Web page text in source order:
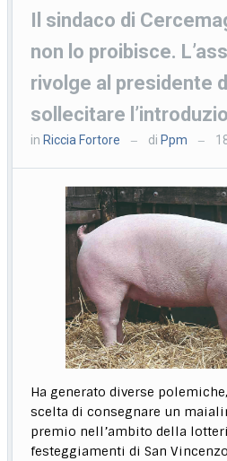
Il sindaco di
non lo proibisce.
rivolge al presidente
sollecitare
in Riccia Fortore — di Ppm —
Ha generato diverse
scelta di consegnare un
premio nell’ambito della
festeggiamenti di San